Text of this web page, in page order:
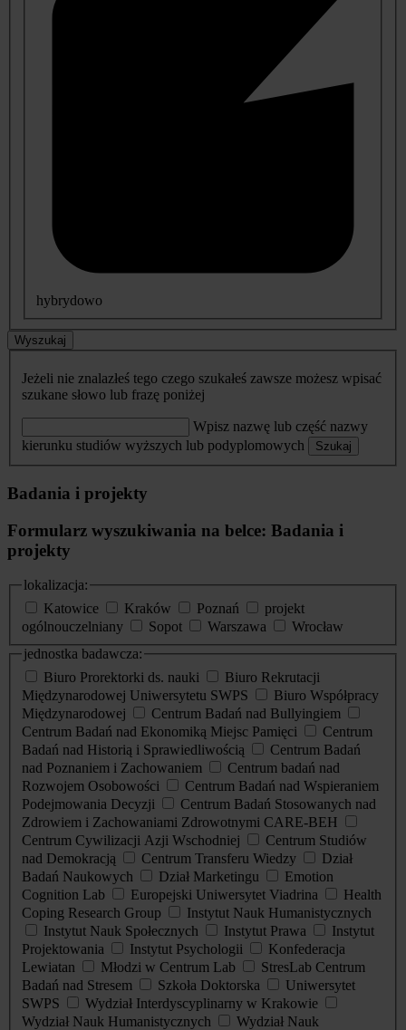
hybrydowo
Wyszukaj
Jeżeli nie znalazłeś tego czego szukałeś zawsze możesz wpisać
szukane słowo lub frazę poniżej
Wpisz nazwę lub część nazwy
kierunku studiów wyższych lub podyplomowych
Szukaj
Badania i projekty
Formularz wyszukiwania na belce: Badania i
projekty
lokalizacja:
Katowice
Kraków Poznań
projekt
ogólnouczelniany
Sopot Warszawa
Wrocław
jednostka badawcza:
Biuro Prorektorki ds. nauki
Biuro Rekrutacji
Międzynarodowej Uniwersytetu SWPS
Biuro Współpracy
Międzynarodowej
Centrum Badań nad Bullyingiem
Centrum Badań nad Ekonomiką Miejsc Pamięci
Centrum
Badań nad Historią i Sprawiedliwością
Centrum Badań
nad Poznaniem i Zachowaniem
Centrum badań nad
Rozwojem Osobowości
Centrum Badań nad Wspieraniem
Podejmowania Decyzji
Centrum Badań Stosowanych nad
Zdrowiem i Zachowaniami Zdrowotnymi CARE-BEH
Centrum Cywilizacji Azji Wschodniej
Centrum Studiów
nad Demokracją
Centrum Transferu Wiedzy
Dział
Badań Naukowych
Dział Marketingu
Emotion
Cognition Lab
Europejski Uniwersytet Viadrina
Health
Coping Research Group
Instytut Nauk Humanistycznych
Instytut Nauk Społecznych
Instytut Prawa
Instytut
Projektowania
Instytut Psychologii
Konfederacja
Lewiatan
Młodzi w Centrum Lab
StresLab Centrum
Badań nad Stresem
Szkoła Doktorska
Uniwersytet
SWPS
Wydział Interdyscyplinarny w Krakowie
Wydział Nauk Humanistycznych
Wydział Nauk